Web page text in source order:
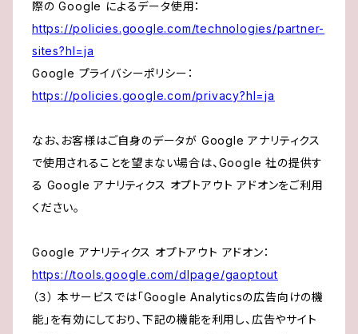
際の Google によるデータ使用：
https://policies.google.com/technologies/partner-
sites?hl=ja
Google プライバシーポリシー：
https://policies.google.com/privacy?hl=ja
なお、お客様はご自身のデータが Google アナリティクス
で使用されることを望まない場合は、Google 社の提供す
る Google アナリティクス オプトアウト アドオンをご利用
ください。
Google アナリティクス オプトアウト アドオン：
https://tools.google.com/dlpage/gaoptout
（３） 本サービスでは「Google Analyticsの広告向けの機
能」を有効にしており、下記の機能を利用し、広告やサイト